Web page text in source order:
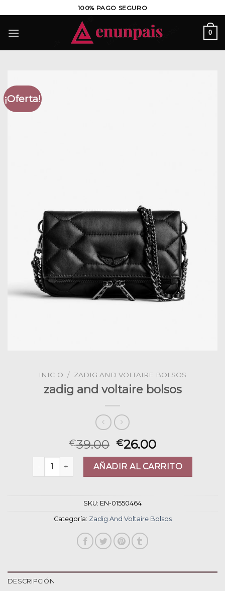
al
contenido
100% PAGO SEGURO
0
¡Oferta!
INICIO / ZADIG AND VOLTAIRE BOLSOS
zadig and voltaire bolsos
€39.00 €26.00
zadig and voltaire bolsos cantidad
AÑADIR AL CARRITO
SKU: EN-01550464
Categoría: Zadig And Voltaire Bolsos
DESCRIPCIÓN